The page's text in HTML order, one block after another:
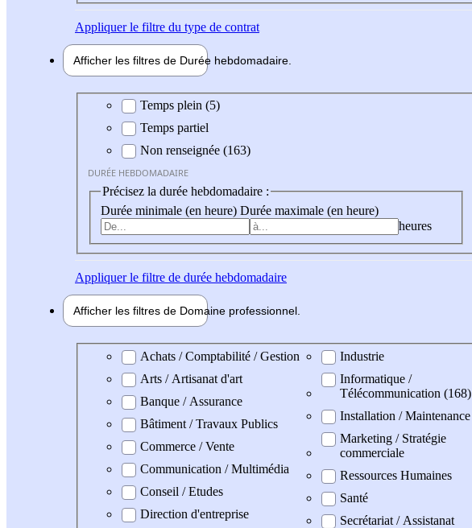
Appliquerle filtre du type de contrat
Afficher les filtres de Durée hebdomadaire
Durée hebdomadaire
Temps plein (5)
Temps partiel
Non renseignée (163)
DURÉE HEBDOMADAIRE
Précisez la durée hebdomadaire :
Durée minimale (en heure) Durée maximale (en heure)
heures
Appliquerle filtre de durée hebdomadaire
Afficher les filtres de Domaine professionnel
Domaine professionel
Achats / Comptabilité / Gestion
Arts / Artisanat d'art
Banque / Assurance
Bâtiment / Travaux Publics
Commerce / Vente
Communication / Multimédia
Conseil / Etudes
Direction d'entreprise
Industrie
Informatique /
Télécommunication (168)
Installation / Maintenance
Marketing / Stratégie
commerciale
Ressources Humaines
Santé
Secrétariat / Assistanat